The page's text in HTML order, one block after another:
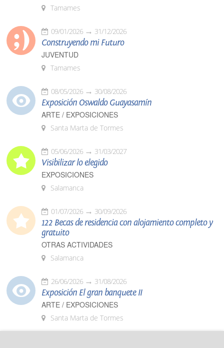
Tamames
09/01/2026 31/12/2026
Construyendo mi Futuro
JUVENTUD
Tamames
08/05/2026 30/08/2026
Exposición Oswaldo Guayasamín
ARTE / EXPOSICIONES
Santa Marta de Tormes
05/06/2026 31/03/2027
Visibilizar lo elegido
EXPOSICIONES
Salamanca
01/07/2026 30/09/2026
122 Becas de residencia con alojamiento completo y
gratuito
OTRAS ACTIVIDADES
Salamanca
26/06/2026 31/08/2026
Exposición El gran banquete II
ARTE / EXPOSICIONES
Santa Marta de Tormes